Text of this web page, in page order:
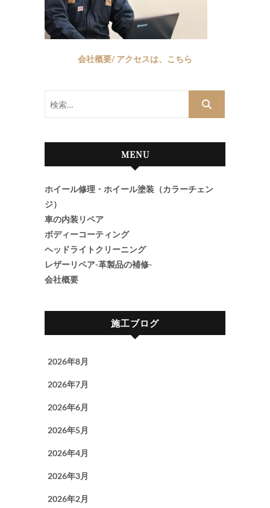
会社概要/ アクセスは、こちら
MENU
ホイール修理・ホイール塗装（カラーチェン
ジ）
車の内装リペア
ボディーコーティング
ヘッドライトクリーニング
レザーリペア-革製品の補修-
会社概要
施工ブログ
2026年8月
2026年7月
2026年6月
2026年5月
2026年4月
2026年3月
2026年2月